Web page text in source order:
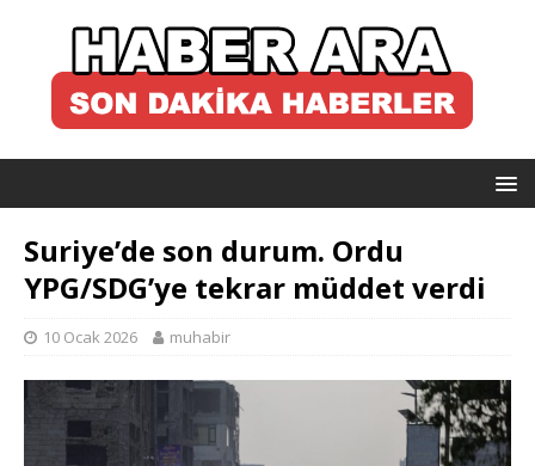
Suriye’de son durum. Ordu
YPG/SDG’ye tekrar müddet verdi
10 Ocak 2026 muhabir